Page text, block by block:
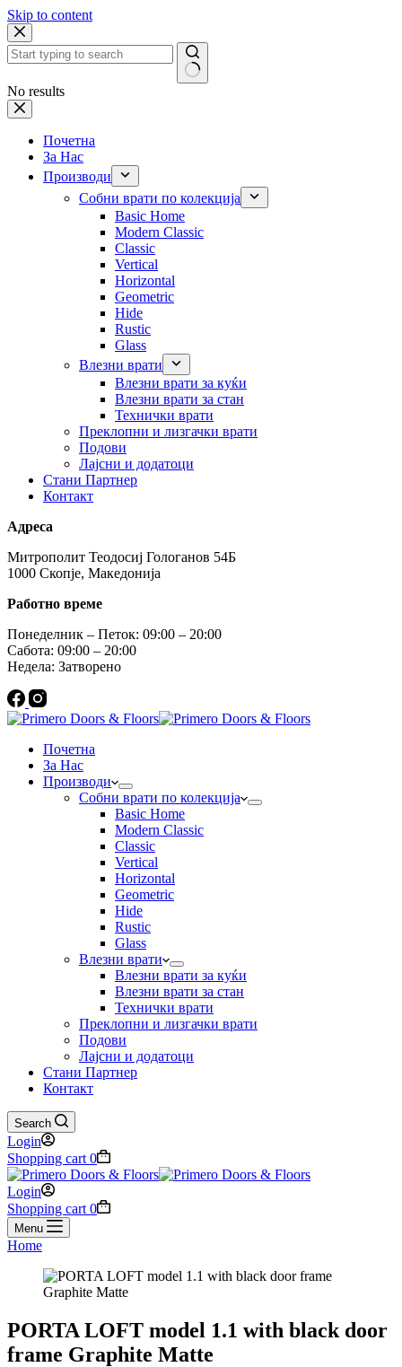
Skip to content
No results
Почетна
За Нас
Производи
Собни врати по колекција
Basic Home
Modern Classic
Classic
Vertical
Horizontal
Geometric
Hide
Rustic
Glass
Влезни врати
Влезни врати за куќи
Влезни врати за стан
Технички врати
Преклопни и лизгачки врати
Подови
Лајсни и додатоци
Стани Партнер
Контакт
Адреса
Митрополит Теодосиј Гологанов 54Б
1000 Скопје, Македонија
Работно време
Понеделник – Петок: 09:00 – 20:00
Сабота: 09:00 – 20:00
Недела: Затворено
Почетна
За Нас
Производи
Собни врати по колекција
Basic Home
Modern Classic
Classic
Vertical
Horizontal
Geometric
Hide
Rustic
Glass
Влезни врати
Влезни врати за куќи
Влезни врати за стан
Технички врати
Преклопни и лизгачки врати
Подови
Лајсни и додатоци
Стани Партнер
Контакт
Search
Login
Shopping cart 0
Login
Shopping cart 0
Menu
Home
PORTA LOFT model 1.1 with black door
frame Graphite Matte